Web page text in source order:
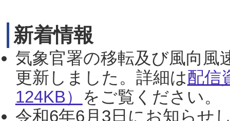
新着情報
気象官署の移転及び風向風
更新しました。詳細は配信
124KB） をご覧ください。
令和6年6月3日にお知らせ